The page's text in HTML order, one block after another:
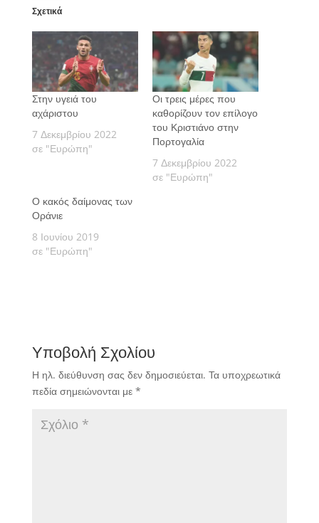
Σχετικά
Στην υγειά του
αχάριστου
7 Δεκεμβρίου 2022
σε "Ευρώπη"
Οι τρεις μέρες που
καθορίζουν τον επίλογο
του Κριστιάνο στην
Πορτογαλία
7 Δεκεμβρίου 2022
σε "Ευρώπη"
Ο κακός δαίμονας των
Οράνιε
8 Ιουνίου 2019
σε "Ευρώπη"
Υποβολή Σχολίου
Η ηλ. διεύθυνση σας δεν δημοσιεύεται. Τα υποχρεωτικά
πεδία σημειώνονται με *